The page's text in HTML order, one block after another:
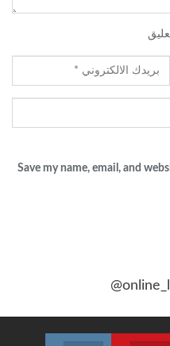
Save my name, email, and